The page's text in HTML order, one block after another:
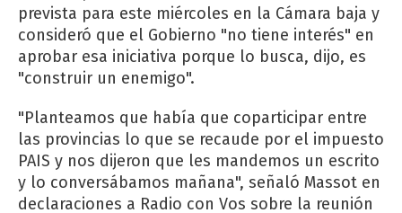
prevista para este miércoles en la Cámara baja y
consideró que el Gobierno "no tiene interés" en
aprobar esa iniciativa porque lo busca, dijo, es
"construir un enemigo".
"Planteamos que había que coparticipar entre
las provincias lo que se recaude por el impuesto
PAIS y nos dijeron que les mandemos un escrito
y lo conversábamos mañana", señaló Massot en
declaraciones a Radio con Vos sobre la reunión